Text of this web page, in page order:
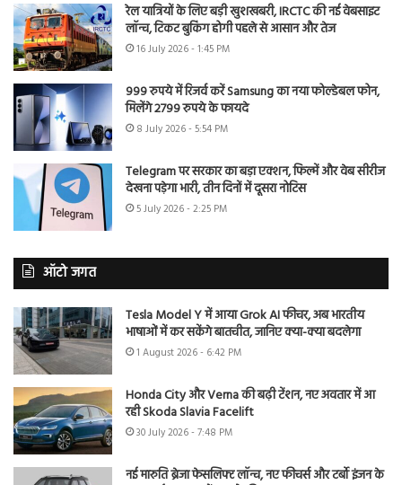
रेल यात्रियों के लिए बड़ी खुशखबरी, IRCTC की नई वेबसाइट
लॉन्च, टिकट बुकिंग होगी पहले से आसान और तेज
16 July 2026 - 1:45 PM
999 रुपये में रिजर्व करें Samsung का नया फोल्डेबल फोन,
मिलेंगे 2799 रुपये के फायदे
8 July 2026 - 5:54 PM
Telegram पर सरकार का बड़ा एक्शन, फिल्में और वेब सीरीज
देखना पड़ेगा भारी, तीन दिनों में दूसरा नोटिस
5 July 2026 - 2:25 PM
ऑटो जगत
Tesla Model Y में आया Grok AI फीचर, अब भारतीय
भाषाओं में कर सकेंगे बातचीत, जानिए क्या-क्या बदलेगा
1 August 2026 - 6:42 PM
Honda City और Verna की बढ़ी टेंशन, नए अवतार में आ
रही Skoda Slavia Facelift
30 July 2026 - 7:48 PM
नई मारुति ब्रेजा फेसलिफ्ट लॉन्च, नए फीचर्स और टर्बो इंजन के